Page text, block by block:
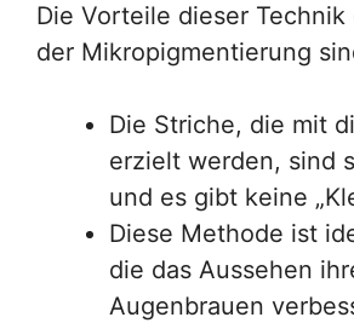
Die Vorteile dieser
der Mikropigmentierung
Die Striche, die mit
erzielt werden, sind
und es gibt keine
Diese Methode ist
die das Aussehen
Augenbrauen